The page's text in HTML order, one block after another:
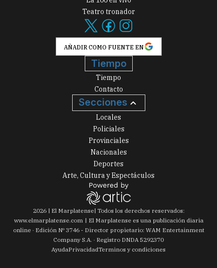
Teatro tronador
AÑADIR COMO FUENTE EN
Tiempo
Tiempo
Contacto
Secciones
Locales
Policiales
Provinciales
Nacionales
Deportes
Arte, Cultura y Espectáculos
2026| El Marplatense| Todos los derechos reservados:
www.elmarplatense.com
El Marplatense es una publicación diaria
online · Edición Nº 3746- Director propietario: WAM Entertainment
Company S.A. · Registro DNDA 5292370
AyudaPrivacidadTerminos y condiciones